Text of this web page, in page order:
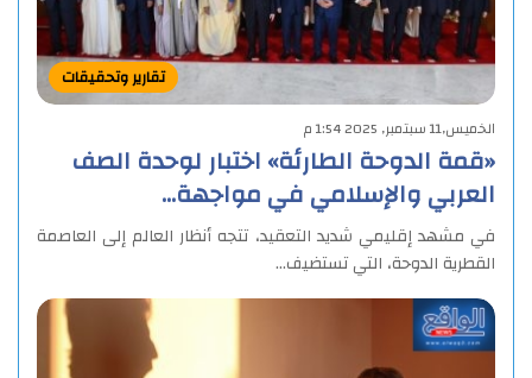
تقارير وتحقيقات
الخميس,11 سبتمبر, 2025 1:54 م
«قمة الدوحة الطارئة» اختبار لوحدة الصف
العربي والإسلامي في مواجهة…
في مشهد إقليمي شديد التعقيد، تتجه أنظار العالم إلى العاصمة
القطرية الدوحة، التي تستضيف…